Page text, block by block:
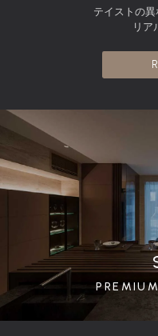
テイストの
リア